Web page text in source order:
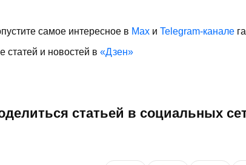
самое интересное в Max и Telegram-канале
статей и новостей в «Дзен»
статьей в социальных